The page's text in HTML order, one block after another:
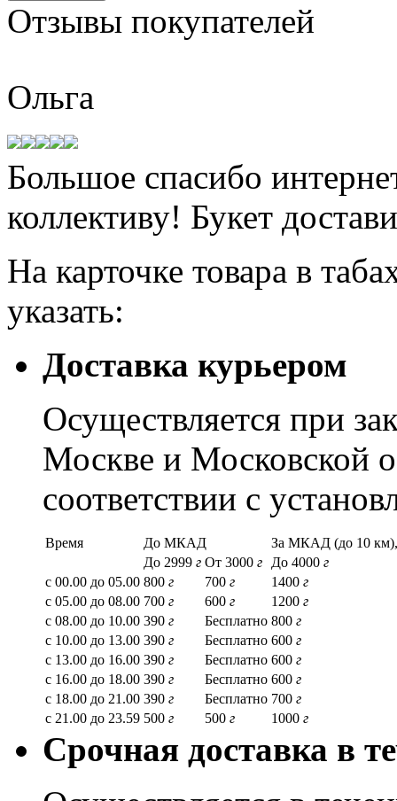
Отзывы покупателей
Ольга
Большое спасибо
коллективу! Букет
На карточке товара в
указать:
Доставка курьером
Осуществляется при
Москве и Московской
соответствии с
Время До МКАД
За МКАД (до 10
До 2999 г От 3000 г До 4000 г
с 00.00 до 05.00 800 г 700 г 1400 г
с 05.00 до 08.00 700 г 600 г 1200 г
с 08.00 до 10.00 390 г Бесплатно 800 г
с 10.00 до 13.00 390 г Бесплатно 600 г
с 13.00 до 16.00 390 г Бесплатно 600 г
с 16.00 до 18.00 390 г Бесплатно 600 г
с 18.00 до 21.00 390 г Бесплатно 700 г
с 21.00 до 23.59 500 г 500 г 1000 г
Срочная доставка в